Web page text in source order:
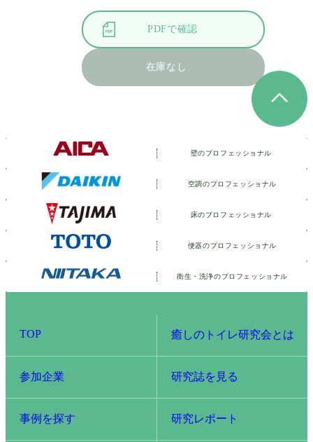
PDFで確認
在庫なし
壁のプロフェッショナル
空調のプロフェッショナル
床のプロフェッショナル
便器のプロフェッショナル
衛生・洗浄のプロフェッショナル
TOP 癒しのトイレ研究会とは
参加企業 研究誌を見る
事例を探す 研究レポート